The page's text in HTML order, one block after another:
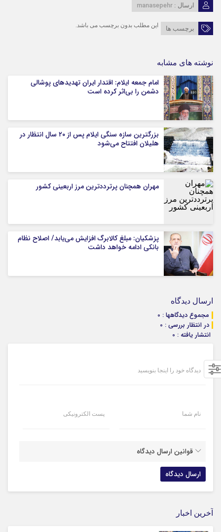
ارسال : manasepehr
برچسب ها این مطلب بدون برچسب می باشد.
نوشته های مشابه
امام جمعه ایلام: اقتدار ایران تهدیدهای پوشالی
دشمن را بی‌اثر کرده است
بزرگترین سازه سنگی ایلام پس از ۲۰ سال انتظار در
هلیلان افتتاح می‌شود
مهران همچنان پرترددترین مرز اربعینی کشور
پزشکیان: مبلغ کالابرگ افزایش می‌یابد/ اصلاح نظام
بانکی ادامه خواهد داشت
ارسال دیدگاه
مجموع دیدگاهها : 0
در انتظار بررسی : 0
انتشار یافته : 0
دیدگاه خود را اینجا بنویسید
نام شما پست الکترونیکی
قوانین ارسال دیدگاه
آخرین اخبار